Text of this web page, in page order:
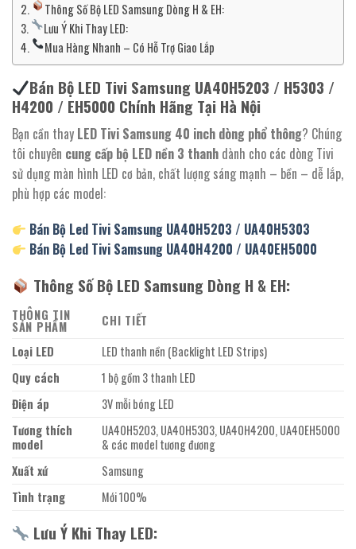
Thông Số Bộ LED Samsung Dòng H & EH:
Lưu Ý Khi Thay LED:
Mua Hàng Nhanh – Có Hỗ Trợ Giao Lắp
Bán Bộ LED Tivi Samsung UA40H5203 / H5303 /
H4200 / EH5000 Chính Hãng Tại Hà Nội
Bạn cần thay LED Tivi Samsung 40 inch dòng phổ thông? Chúng
tôi chuyên cung cấp bộ LED nền 3 thanh dành cho các dòng Tivi
sử dụng màn hình LED cơ bản, chất lượng sáng mạnh – bền – dễ lắp,
phù hợp các model:
Bán Bộ Led Tivi Samsung UA40H5203 / UA40H5303
Bán Bộ Led Tivi Samsung UA40H4200 / UA40EH5000
Thông Số Bộ LED Samsung Dòng H & EH:
THÔNG TIN
SẢN PHẨM
CHI TIẾT
Loại LED
LED thanh nền (Backlight LED Strips)
Quy cách
1 bộ gồm 3 thanh LED
Điện áp
3V mỗi bóng LED
Tương thích
model
UA40H5203, UA40H5303, UA40H4200, UA40EH5000
& các model tương đương
Xuất xứ
Samsung
Tình trạng
Mới 100%
Lưu Ý Khi Thay LED: